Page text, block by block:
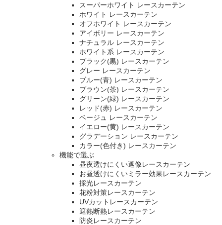
スーパーホワイト レースカーテン
ホワイト レースカーテン
オフホワイト レースカーテン
アイボリー レースカーテン
ナチュラル レースカーテン
ホワイト系 レースカーテン
ブラック(黒) レースカーテン
グレー レースカーテン
ブルー(青) レースカーテン
ブラウン(茶) レースカーテン
グリーン(緑) レースカーテン
レッド(赤) レースカーテン
ベージュ レースカーテン
イエロー(黄) レースカーテン
グラデーション レースカーテン
カラー(色付き) レースカーテン
機能で選ぶ
昼夜透けにくい遮像レースカーテン
お昼透けにくいミラー効果レースカーテン
採光レースカーテン
花粉対策レースカーテン
UVカットレースカーテン
遮熱断熱レースカーテン
防炎レースカーテン